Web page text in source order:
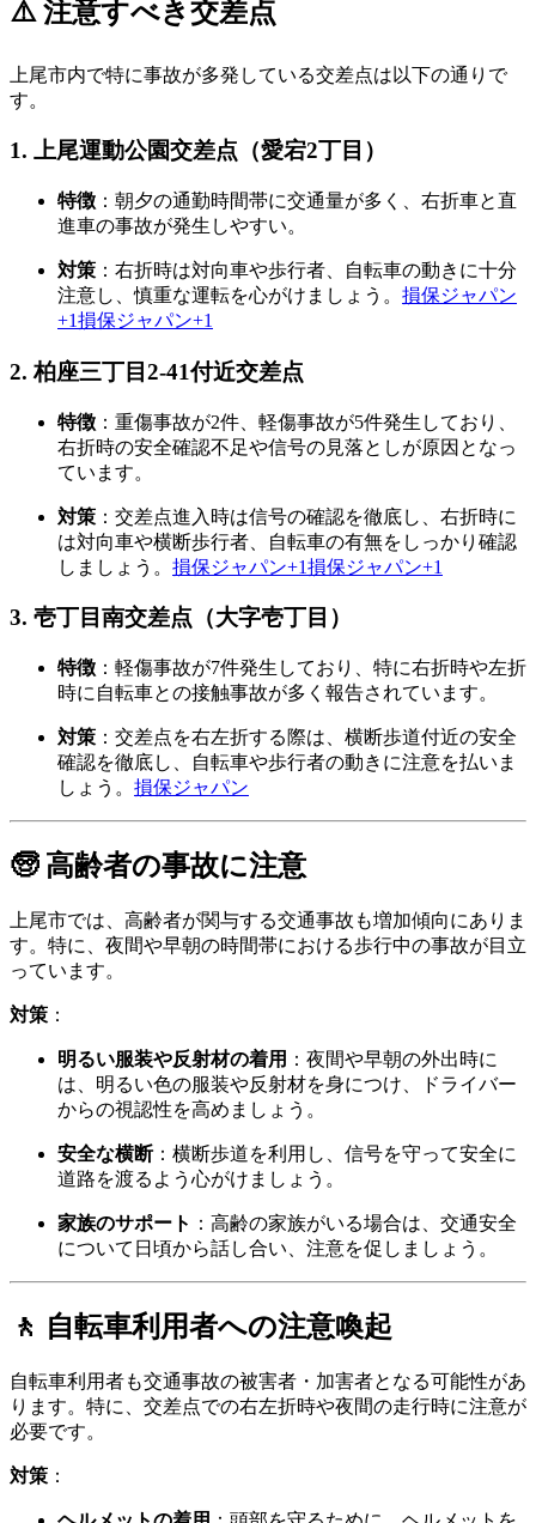
⚠️ 注意すべき交差点
上尾市内で特に事故が多発している交差点は以下の通りで
す。
1. 上尾運動公園交差点（愛宕2丁目）
特徴 ： 朝夕の通勤時間帯に交通量が多く、右折車と直
進車の事故が発生しやすい。
対策 ： 右折時は対向車や歩行者、自転車の動きに十分
注意し、慎重な運転を心がけましょう。 損保ジャパン
+1損保ジャパン+1
2. 柏座三丁目2-41付近交差点
特徴 ： 重傷事故が2件、軽傷事故が5件発生しており、
右折時の安全確認不足や信号の見落としが原因となっ
ています。
対策 ： 交差点進入時は信号の確認を徹底し、右折時に
は対向車や横断歩行者、自転車の有無をしっかり確認
しましょう。 損保ジャパン+1損保ジャパン+1
3. 壱丁目南交差点（大字壱丁目）
特徴 ： 軽傷事故が7件発生しており、特に右折時や左折
時に自転車との接触事故が多く報告されています。
対策 ： 交差点を右左折する際は、横断歩道付近の安全
確認を徹底し、自転車や歩行者の動きに注意を払いま
しょう。 損保ジャパン
🧓 高齢者の事故に注意
上尾市では、高齢者が関与する交通事故も増加傾向にありま
す。 特に、夜間や早朝の時間帯における歩行中の事故が目立
っています。
対策 ：
明るい服装や反射材の着用 ： 夜間や早朝の外出時に
は、明るい色の服装や反射材を身につけ、ドライバー
からの視認性を高めましょう。
安全な横断： 横断歩道を利用し、信号を守って安全に
道路を渡るよう心がけましょう。
家族のサポート ： 高齢の家族がいる場合は、交通安全
について日頃から話し合い、注意を促しましょう。
🚶 自転車利用者への注意喚起
自転車利用者も交通事故の被害者・加害者となる可能性があ
ります。 特に、交差点での右左折時や夜間の走行時に注意が
必要です。
対策 ：